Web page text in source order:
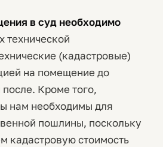
в суд необходимо
технической
(кадастровые)
на помещение до
Кроме того,
нам необходимы для
пошлины, поскольку
кадастровую стоимость